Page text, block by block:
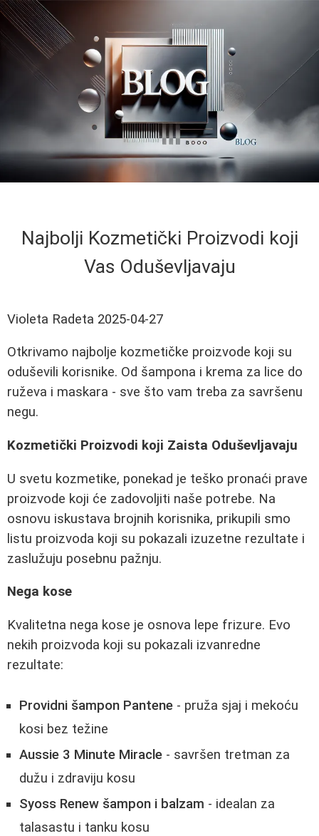
Najbolji Kozmetički Proizvodi koji
Vas Oduševljavaju
Violeta Radeta 2025-04-27
Otkrivamo najbolje kozmetičke proizvode koji su
oduševili korisnike. Od šampona i krema za lice do
ruževa i maskara - sve što vam treba za savršenu
negu.
Kozmetički Proizvodi koji Zaista Oduševljavaju
U svetu kozmetike, ponekad je teško pronaći prave
proizvode koji će zadovoljiti naše potrebe. Na
osnovu iskustava brojnih korisnika, prikupili smo
listu proizvoda koji su pokazali izuzetne rezultate i
zaslužuju posebnu pažnju.
Nega kose
Kvalitetna nega kose je osnova lepe frizure. Evo
nekih proizvoda koji su pokazali izvanredne
rezultate:
Providni šampon Pantene - pruža sjaj i mekoću
kosi bez težine
Aussie 3 Minute Miracle - savršen tretman za
dužu i zdraviju kosu
Syoss Renew šampon i balzam - idealan za
talasastu i tanku kosu